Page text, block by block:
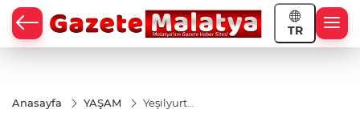
TR
Anasayfa YAŞAM
Yeşilyurt